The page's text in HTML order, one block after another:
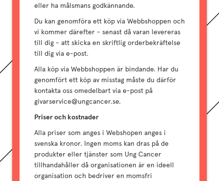
eller ha målsmans godkännande.
Du kan genomföra ett köp via Webbshoppen och
vi kommer därefter - senast då varan levereras
till dig - att skicka en skriftlig orderbekräftelse
till dig via e-post.
Alla köp via Webbshoppen är bindande. Har du
genomfört ett köp av misstag måste du därför
kontakta oss omedelbart via e-post på
givarservice@ungcancer.se.
Priser och kostnader
Alla priser som anges i Webshopen anges i
svenska kronor. Ingen moms kan dras på de
produkter eller tjänster som Ung Cancer
tillhandahåller då organisationen är en ideell
organisation och bedriver en momsfri